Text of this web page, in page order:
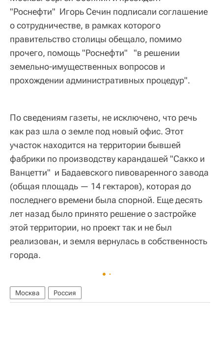
"Роснефти" Игорь Сечин подписали соглашение
о сотрудничестве, в рамках которого
правительство столицы обещало, помимо
прочего, помощь "Роснефти" "в решении
земельно-имущественных вопросов и
прохождении административных процедур".
По сведениям газеты, не исключено, что речь
как раз шла о земле под новый офис. Этот
участок находится на территории бывшей
фабрики по производству карандашей "Сакко и
Ванцетти" и Бадаевского пивоваренного завода
(общая площадь — 14 гектаров), которая до
последнего времени была спорной. Еще десять
лет назад было принято решение о застройке
этой территории, но проект так и не был
реализован, и земля вернулась в собственность
города.
Москва Россия